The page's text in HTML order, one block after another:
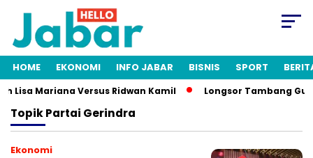
HOME EKONOMI INFO JABAR BISNIS SPORT
Lisa Mariana Versus Ridwan Kamil Longsor Tambang
TopikPartai Gerindra
Ekonomi